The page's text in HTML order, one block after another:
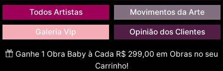
Todos Artistas Movimentos da Arte
Galeria Vip Opinião dos Clientes
Ganhe 1 Obra Baby à Cada R$ 299,00 em Obras no seu
Carrinho!